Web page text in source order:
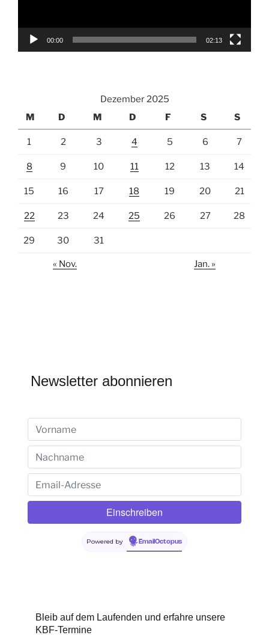
00:00 02:13
Dezember 2025
M
D M D F S S
1 2 3 4 5 6 7
8 9 10 11 12 13 14
15 16 17 18 19 20 21
22 23 24 25 26 27 28
29 30 31
« Nov. Jan. »
Newsletter abonnieren
Powered by EmailOctopus
Bleib auf dem Laufenden und erfahre unsere
KBF-Termine